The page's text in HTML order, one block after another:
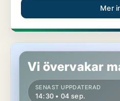
Mer
Hus i Sölvesborg
Vi övervakar
SENAST UPPDATERAD
14:30 • 04 sep.